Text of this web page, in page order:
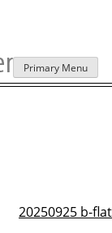
Primary Menu
20250925 b-flat